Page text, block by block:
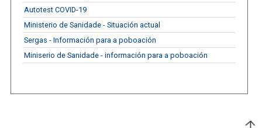
Autotest COVID-19
Ministerio de Sanidade - Situación actual
Sergas - Información para a poboación
Miniserio de Sanidade - información para a poboación